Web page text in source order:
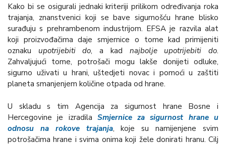
Kako bi se osigurali jednaki kriteriji prilikom određivanja roka
trajanja, znanstvenici koji se bave sigurnošću hrane blisko
surađuju s prehrambenom industrijom. EFSA je razvila alat
koji proizvođačima daje smjernice o tome kad primijeniti
oznaku upotrijebiti do, a kad najbolje upotrijebiti do.
Zahvaljujući tome, potrošači mogu lakše donijeti odluke,
sigurno uživati u hrani, uštedjeti novac i pomoći u zaštiti
planeta smanjenjem količine otpada od hrane.
U skladu s tim Agencija za sigurnost hrane Bosne i
Hercegovine je izradila Smjernice za sigurnost hrane u
odnosu na rokove trajanja, koje su namijenjene svim
potrošačima hrane i svima onima koji žele donirati hranu. Cilj